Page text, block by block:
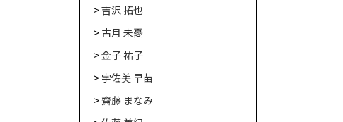
吉沢 拓也
古月 未憂
金子 祐子
宇佐美 早苗
齋藤 まなみ